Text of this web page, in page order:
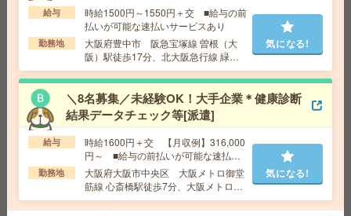
給 与 時給1350円～1380円＋交 【月収例】236,2
50円～ ■給与の前払いが可能な速払いサービスあり
交通費 交通費支給あり
勤務地 大阪府東大阪市 近鉄奈良線 布施駅徒歩1分
気になる!
座り仕事！給与即払いOK！高時給！日勤のお仕事！品質
検査作業[派遣]
時給1430円
交通費 交通費支給有り
高田市駅～徒歩10分 ※車通勤・バイク通勤O
K
給与
時給1500円～1550円＋交 ■給与の前
払いが可能な速払いサービスあり
勤務地
大阪府豊中市 阪急宝塚線 曽根（大
阪）駅徒歩17分、北大阪急行線 緑地
公園駅徒歩9分
気になる!
＼8名募集／未経験OK！大手企業＊健康診断
結果データチェック等[派遣]
給与
時給1600円＋交 【月収例】316,000
円～ ■給与の前払いが可能な速払い
サービスあり
勤務地
大阪府大阪市中央区 大阪メトロ御堂
筋線 心斎橋駅徒歩7分、大阪メトロ御
堂筋線 本町駅徒歩7分
気になる!